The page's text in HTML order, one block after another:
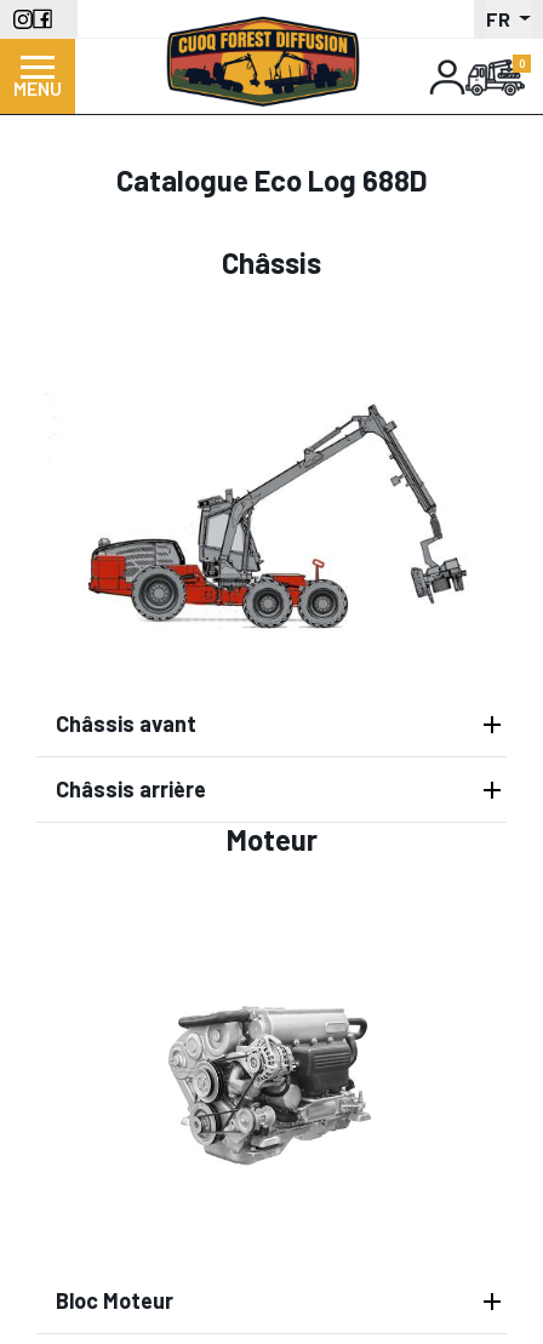
Aller
au
contenu
principal
FR
MENU
Catalogue Eco Log 688D
Châssis
Châssis avant
Châssis arrière
Moteur
Bloc Moteur